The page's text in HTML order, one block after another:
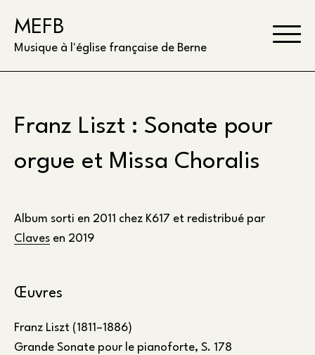
content
MEFB
Musique à l'église française de Berne
Franz Liszt : Sonate pour
orgue et Missa Choralis
Album sorti en 2011 chez K617 et redistribué par
Claves en 2019
Œuvres
Franz Liszt (1811–1886)
Grande Sonate pour le pianoforte, S. 178